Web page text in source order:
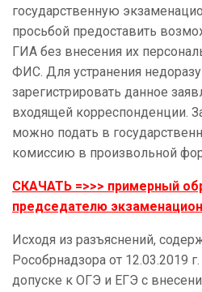
государственную
просьбой предоставить
ГИА без внесения их
ФИС. Для устранения
зарегистрировать данное
входящей корреспонденции.
можно подать в
комиссию в произвольной
СКАЧАТЬ =>>> примерный
председателю
Исходя из разъяснений,
Рособрнадзора от 12.03.2019
допуске к ОГЭ и ЕГЭ с